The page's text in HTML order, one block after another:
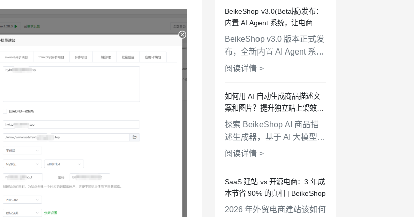
多 API 接口，为卖家打造更
智能的电商生态。
BeikeShop v3.0(Beta版)发布：
内置 AI Agent 系统，让电商管
理更智能
BeikeShop v3.0 版本正式发
布，全新内置 AI Agent 系
统，支持多语言大模型、智
查询订单、分析客户，电商
阅读详情 >
如何用 AI 自动生成商品描述文
案和图片？提升独立站上架效率
10 倍 | BeikeShop
探索 BeikeShop AI 商品描
述生成器，基于 AI 大模型自
动生成商品文案和产品图
速上架商品，提升运营效
阅读详情 >
SaaS 建站 vs 开源电商：3 年成
本节省 90% 的真相 | BeikeShop
2026 年外贸电商建站该如何